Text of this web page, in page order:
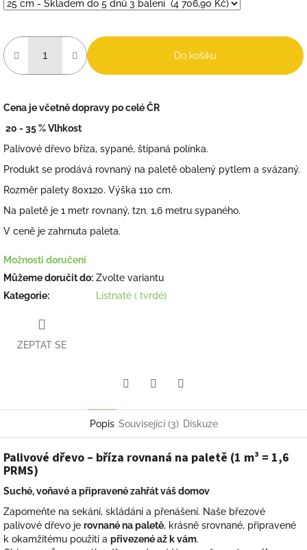
Do košíku
Cena je včetně dopravy po celé ČR
20 - 35 % Vlhkost
Palivové dřevo bříza, sypané, štípaná polínka.
Produkt se prodává rovnaný na paletě obalený pytlem a svázaný.
Rozměr palety 80x120. Výška 110 cm.
Na paletě je 1 metr rovnaný, tzn. 1,6 metru sypaného.
V ceně je zahrnuta paleta.
Možnosti doručení
Můžeme doručit do: Zvolte variantu
Kategorie: Listnaté ( tvrdé)
ZEPTAT SE
Popis Související (3) Diskuze
Palivové dřevo – bříza rovnaná na paletě (1 m³ = 1,6
PRMS)
Suché, voňavé a připravené zahřát váš domov
Zapomeňte na sekání, skládání a přenášení. Naše březové
palivové dřevo je rovnané na paletě, krásně srovnané, připravené
k okamžitému použití a přivezené až k vám.